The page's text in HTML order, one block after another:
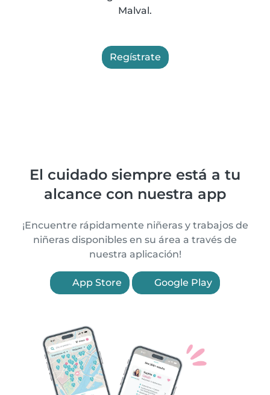
Malval.
Regístrate
El cuidado siempre está a tu
alcance con nuestra app
¡Encuentre rápidamente niñeras y trabajos de
niñeras disponibles en su área a través de
nuestra aplicación!
App Store Google Play